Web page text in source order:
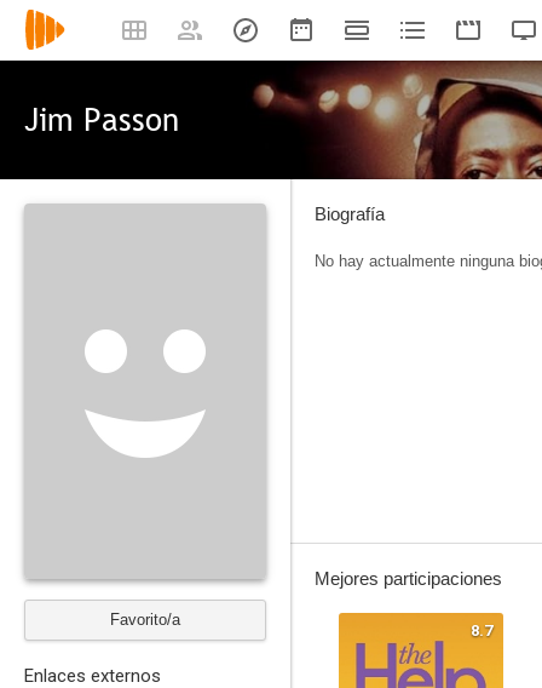
Jim Passon
Favorito/a
Enlaces externos
Biografía
No hay actualmente ninguna
Mejores participaciones
8.7